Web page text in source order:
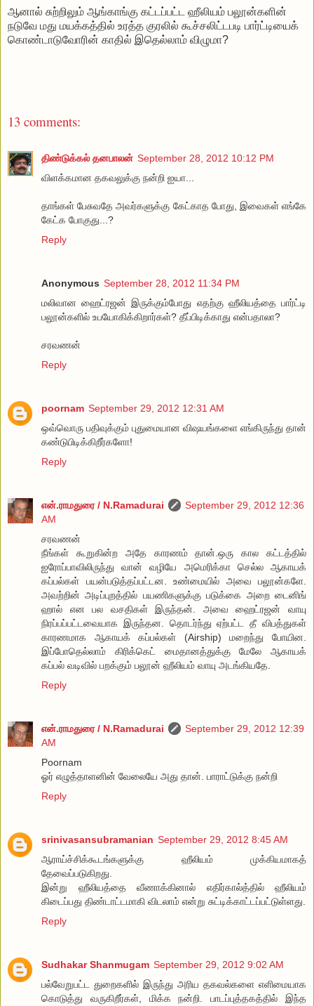
ஆனால் சுற்றிலும் ஆங்காங்கு கட்டப்பட்ட ஹீலியம் பலூன்களின்
நடுவே மது மயக்கத்தில் உரத்த குரலில் கூச்சலிட்டபடி பார்ட்டியைக்
கொண்டாடுவோரின் காதில் இதெல்லாம் விழுமா?
13 comments:
திண்டுக்கல் தனபாலன் September 28, 2012 10:12 PM
விளக்கமான தகவலுக்கு நன்றி ஐயா...
தாங்கள் பேசுவதே அவர்களுக்கு கேட்காத போது, இவைகள் எங்கே
கேட்க போகுது...?
Reply
Anonymous September 28, 2012 11:34 PM
மலிவான ஹைட்ரஜன் இருக்கும்போது எதற்கு ஹீலியத்தை பார்ட்டி
பலூன்களில் உபயோகிக்கிறார்கள்? தீப்பிடிக்காது என்பதாலா?
சரவணன்
Reply
poornam September 29, 2012 12:31 AM
ஒவ்வொரு பதிவுக்கும் புதுமையான விஷயங்களை எங்கிருந்து தான்
கண்டுபிடிக்கிறீர்களோ!
Reply
என்.ராமதுரை / N.Ramadurai
September 29, 2012 12:36
AM
சரவணன்
நீங்கள் கூறுகின்ற அதே காரணம் தான்.ஒரு கால கட்டத்தில்
ஐரோப்பாவிலிருந்து வான் வழியே அமெரிக்கா செல்ல ஆகாயக்
கப்பல்கள் பயன்படுத்தப்பட்டன. உண்மையில் அவை பலூன்களே.
அவற்றின் அடிப்புறத்தில் பயணிகளுக்கு படுக்கை அறை டைனிங்
ஹால் என பல வசதிகள் இருந்தன். அவை ஹைட்ரஜன் வாயு
நிரப்பப்பட்டவையாக இருந்தன. தொடர்ந்து ஏற்பட்ட தீ விபத்துகள்
காரணமாக ஆகாயக் கப்பல்கள் (Airship) மறைந்து போயின.
இப்போதெல்லாம் கிரிக்கெட் மைதானத்துக்கு மேலே ஆகாயக்
கப்பல் வடிவில் பறக்கும் பலூன் ஹீலியம் வாயு அடங்கியதே.
Reply
என்.ராமதுரை / N.Ramadurai
September 29, 2012 12:39
AM
Poornam
ஓர் எழுத்தாளனின் வேலையே அது தான். பாராட்டுக்கு நன்றி
Reply
srinivasansubramanian September 29, 2012 8:45 AM
ஆராய்ச்சிக்கூடங்களுக்கு ஹீலியம் முக்கியமாகத்
தேவைப்படுகிறது.
இன்று ஹீலியத்தை வீணாக்கினால் எதிர்கால்த்தில் ஹீலியம்
கிடைப்பது திண்டாட்டமாகி விடலாம் என்று சுட்டிக்காட்டப்பட்டுள்ளது.
Reply
Sudhakar Shanmugam September 29, 2012 9:02 AM
பல்வேறுபட்ட துறைகளில் இருந்து அரிய தகவல்களை எளிமையாக
கொடுத்து வருகிறீர்கள், மிக்க நன்றி. பாடப்புத்தகத்தில் இந்த